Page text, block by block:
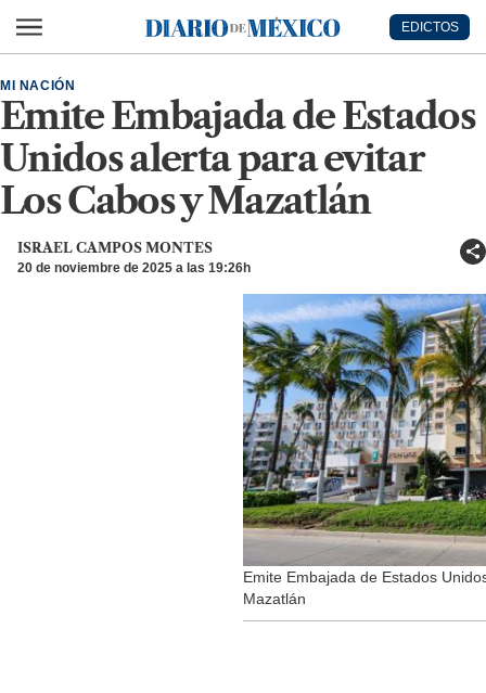
Diario de México
EDICTOS
Emite Embajada de Estados
Unidos alerta para evitar
Los Cabos y Mazatlán
MI NACIÓN
ISRAEL CAMPOS MONTES
20 de noviembre de 2025 a las 19:26h
Emite Embajada de Estados
Mazatlán